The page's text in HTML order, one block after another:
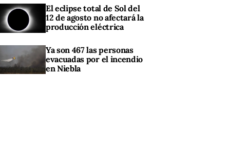
El eclipse total de Sol del
12 de agosto no afectará la
producción eléctrica
Ya son 467 las personas
evacuadas por el incendio
en Niebla